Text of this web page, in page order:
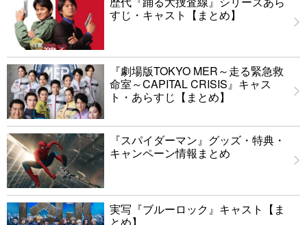
すじ・キャスト【まとめ】
『劇場版TOKYO MER～走る緊急救
命室～CAPITAL CRISIS』キャス
ト・あらすじ【まとめ】
『スパイダーマン』グッズ・特典・
キャンペーン情報まとめ
実写『ブルーロック』キャスト【ま
とめ】